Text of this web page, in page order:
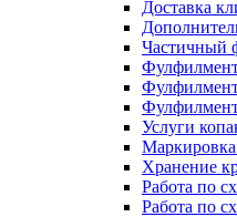
Доставка
Частичный
Фулфилмент
Услуги
Хранение
Работа по
Работа по